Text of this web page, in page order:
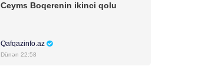
Ceyms Boqerenin ikinci qolu
Qafqazinfo.az
Dünən 22:58